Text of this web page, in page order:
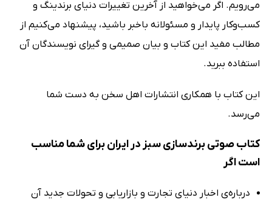
می‌رویم. اگر می‌خواهید از آخرین تغییرات دنیای برندینگ و
کسب‌وکار پایدار و مسئولانه باخبر باشید، پیشنهاد می‌کنیم از
مطالب مفید این کتاب و بیان صمیمی و گیرای نویسندگان آن
استفاده ببرید.
این کتاب با همکاری انتشارات اهل سخن به دست شما
می‌رسد.
کتاب صوتی برندسازی سبز در ایران برای شما مناسب
است اگر
درباره‌ی اخبار دنیای تجارت و بازاریابی و تحولات جدید آن